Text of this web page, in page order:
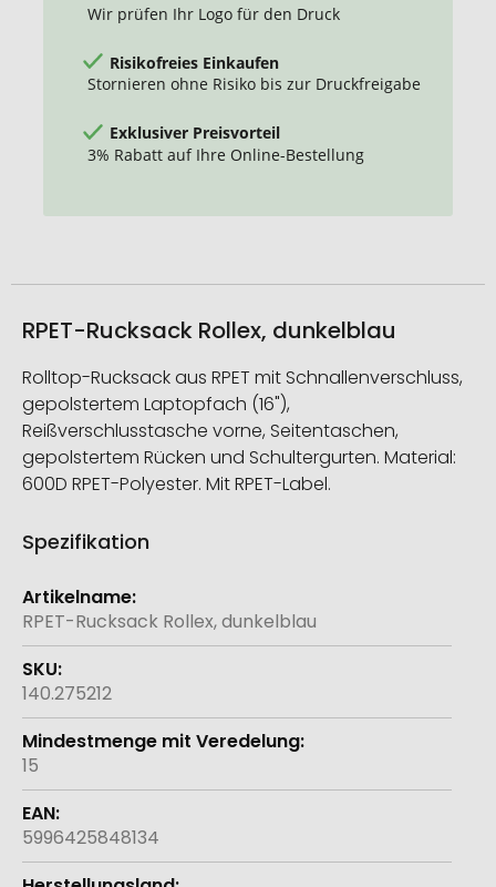
Wir prüfen Ihr Logo für den Druck
Risikofreies Einkaufen
Stornieren ohne Risiko bis zur Druckfreigabe
Exklusiver Preisvorteil
3% Rabatt auf Ihre Online-Bestellung
RPET-Rucksack Rollex, dunkelblau
Rolltop-Rucksack aus RPET mit Schnallenverschluss,
gepolstertem Laptopfach (16"),
Reißverschlusstasche vorne, Seitentaschen,
gepolstertem Rücken und Schultergurten. Material:
600D RPET-Polyester. Mit RPET-Label.
Spezifikation
Weitere
Informationen
RPET-Rucksack Rollex, dunkelblau
140.275212
15
5996425848134